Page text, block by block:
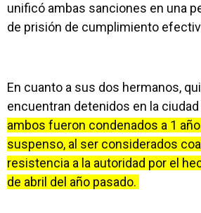
unificó ambas sanciones en una
de prisión de cumplimiento
En cuanto a sus dos hermanos,
encuentran detenidos en la ciudad
ambos fueron condenados a 1
suspenso, al ser considerados
resistencia a la autoridad por el
de abril del año pasado.